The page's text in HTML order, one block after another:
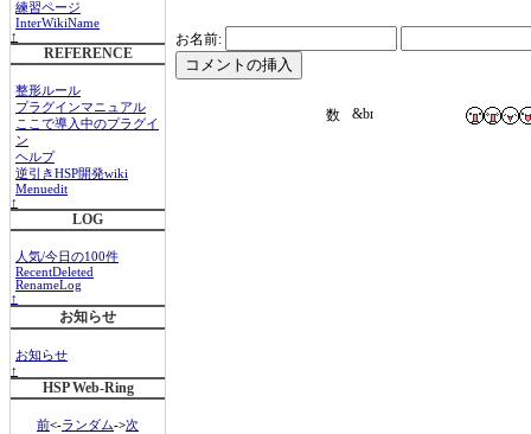
練習ページ
InterWikiName
↑
REFERENCE
整形ルール
プラグインマニュアル
ここで導入中のプラグイ
ン
ヘルプ
逆引きHSP開発wiki
Menuedit
↑
LOG
人気/今日の100件
RecentDeleted
RenameLog
↑
お知らせ
お知らせ
↑
HSP Web-Ring
前<-ランダム->次
お名前: